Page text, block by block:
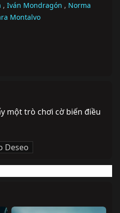
, Iván Mondragón , Norma
Montalvo
một trò chơi cờ biến điều
Deseo